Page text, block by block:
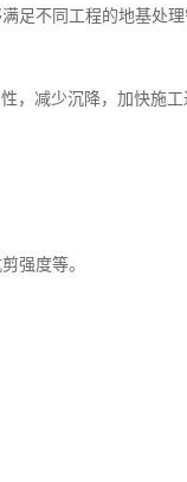
足不同工程的地基处理
，减少沉降，加快施工
强度等。